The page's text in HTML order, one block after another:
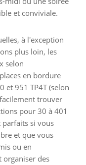
et conviviale.
à l'exception
plus loin, les
selon
en bordure
et 951 TP4T (selon
trouver
pour 30 à 401
parfaits si vous
et que vous
ou en
organiser des